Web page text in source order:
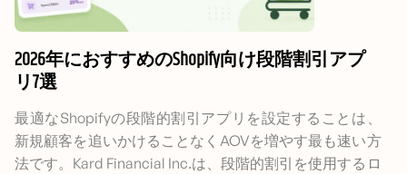
2026年におすすめのShopify向け段階割引アプ
リ7選
最適なShopifyの段階的割引アプリを設定することは、
新規顧客を追いかけることなくAOVを増やす最も速い方
法です。Kard Financial Inc.は、段階的割引を使用するロ